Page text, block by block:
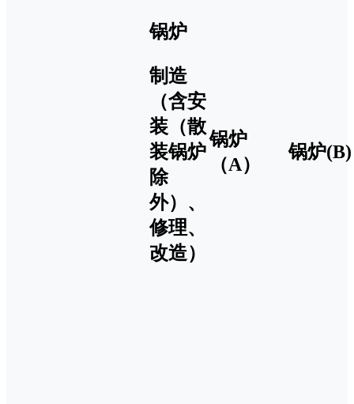
锅炉
制造
（含安
装（散
装锅炉
除
外）、
修理、
改造）
锅炉
（A）
锅炉(B)